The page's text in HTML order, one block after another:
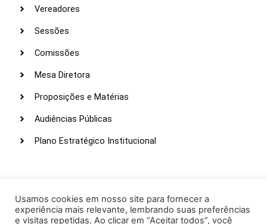
Vereadores
Sessões
Comissões
Mesa Diretora
Proposições e Matérias
Audiências Públicas
Plano Estratégico Institucional
Webmail
Intranet
Usamos cookies em nosso site para fornecer a
experiência mais relevante, lembrando suas preferências
e visitas repetidas. Ao clicar em “Aceitar todos”, você